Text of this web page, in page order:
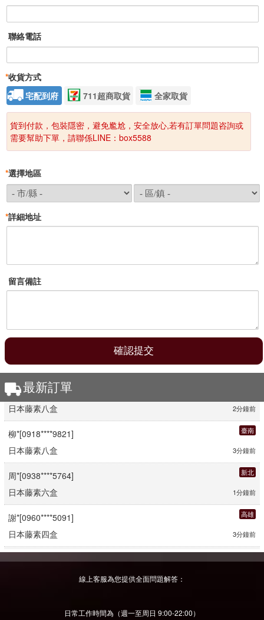
聯絡電話
收貨方式
*
宅配到府
711超商取貨 全家取貨
貨到付款，包裝隱密，避免尷尬，安全放心,若有訂單問題咨詢或
需要幫助下單，請聯係LINE：box5588
選擇地區
*
詳細地址
*
留言備註
最新訂單
鐘*[0920****7913]
2分鐘前
日本藤素八盒
臺南
柳*[0918****9821]
3分鐘前
日本藤素八盒
新北
周*[0938****5764]
1分鐘前
日本藤素六盒
高雄
謝*[0960****5091]
3分鐘前
日本藤素四盒
臺北
李*[0960****9316]
線上客服為您提供全面問題解答：
日常工作時間為（週一至周日 9:00-22:00）